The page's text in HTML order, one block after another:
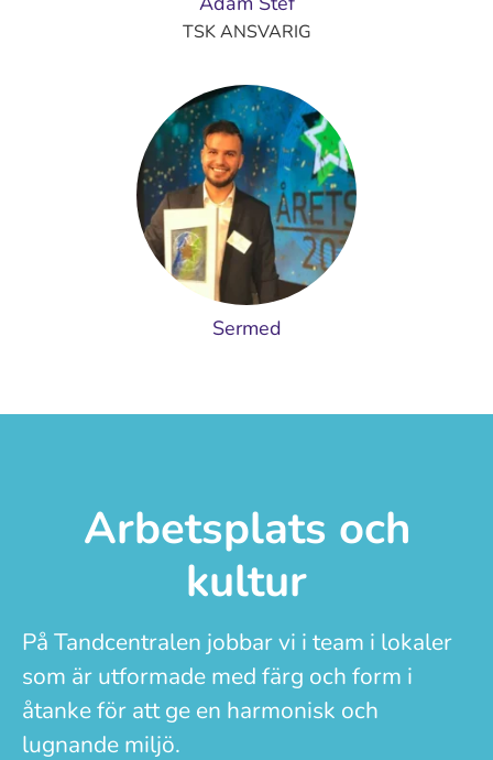
TSK ANSVARIG
Sermed
Arbetsplats och
kultur
På Tandcentralen jobbar vi i team i lokaler
som är utformade med färg och form i
åtanke för att ge en harmonisk och
lugnande miljö.